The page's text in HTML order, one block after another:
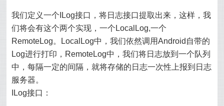
我们定义一个ILog接口，将日志接口提取出来，这样，我
们将会有这个两个实现，一个LocalLog,一个
RemoteLog。LocalLog中，我们依然调用Android自带的
Log进行打印，RemoteLog中，我们将日志放到一个队列
中，每隔一定的间隔，就将存储的日志一次性上报到日志
服务器。
ILog接口：